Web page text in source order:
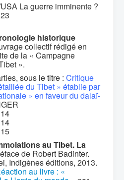
La guerre imminente ?
historique
collectif rédigé en
de la « Campagne
».
sous le titre : Critique
du Tibet » établie par
» en faveur du dalaï-
au Tibet. La
de Robert Badinter.
Indigènes éditions, 2013.
au livre : «